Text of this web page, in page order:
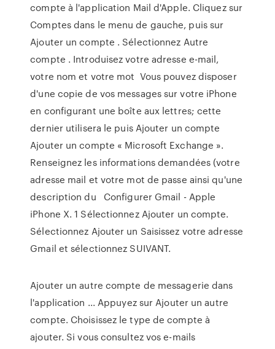
compte à l'application Mail d'Apple. Cliquez sur
Comptes dans le menu de gauche, puis sur
Ajouter un compte . Sélectionnez Autre
compte . Introduisez votre adresse e-mail,
votre nom et votre mot Vous pouvez disposer
d'une copie de vos messages sur votre iPhone
en configurant une boîte aux lettres; cette
dernier utilisera le puis Ajouter un compte
Ajouter un compte « Microsoft Exchange ».
Renseignez les informations demandées (votre
adresse mail et votre mot de passe ainsi qu'une
description du Configurer Gmail - Apple
iPhone X. 1 Sélectionnez Ajouter un compte.
Sélectionnez Ajouter un Saisissez votre adresse
Gmail et sélectionnez SUIVANT.
Ajouter un autre compte de messagerie dans
l'application ... Appuyez sur Ajouter un autre
compte. Choisissez le type de compte à
ajouter. Si vous consultez vos e-mails